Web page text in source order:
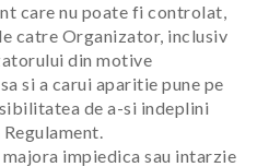
care nu poate fi controlat,
catre Organizator, inclusiv
din motive
si a carui aparitie pune pe
de a-si indeplini
impiedica sau intarzie